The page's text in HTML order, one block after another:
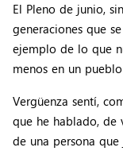
El Pleno de junio,
generaciones que
ejemplo de lo que
menos en un
Vergüenza sentí,
que he hablado, de
de una persona